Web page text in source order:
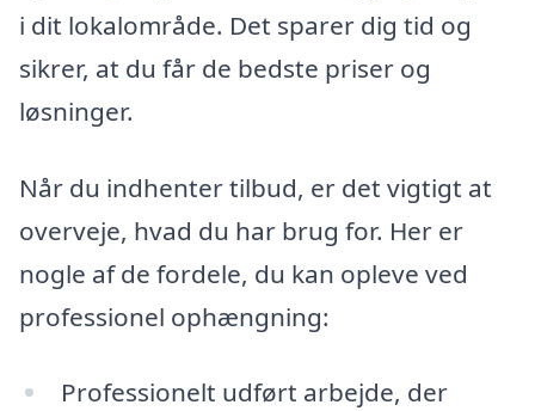
i dit lokalområde. Det sparer dig tid og
sikrer, at du får de bedste priser og
løsninger.
Når du indhenter tilbud, er det vigtigt at
overveje, hvad du har brug for. Her er
nogle af de fordele, du kan opleve ved
professionel ophængning:
Professionelt udført arbejde, der